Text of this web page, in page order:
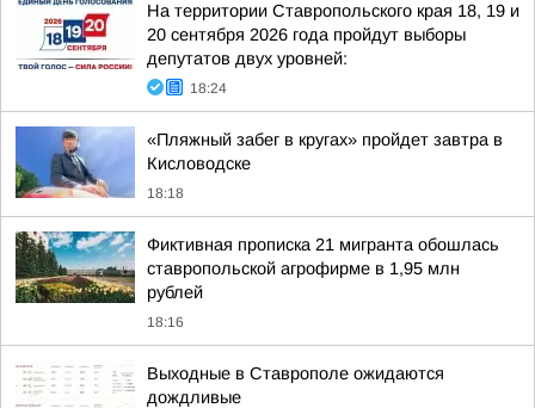
На территории Ставропольского края 18, 19 и
20 сентября 2026 года пройдут выборы
депутатов двух уровней:
18:24
«Пляжный забег в кругах» пройдет завтра в
Кисловодске
18:18
Фиктивная прописка 21 мигранта обошлась
ставропольской агрофирме в 1,95 млн
рублей
18:16
Выходные в Ставрополе ожидаются
дождливые